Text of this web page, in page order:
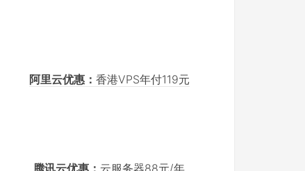
阿里云优惠： 香港VPS年付119元
腾讯云优惠： 云服务器88元/年